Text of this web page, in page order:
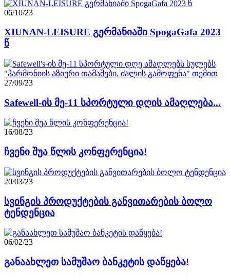
06/10/23
XIUNAN-LEISURE გერმანიაში SpogaGafa 2023
წ
27/09/23
Safewell-ის მე-11 სპორტული დღის ამაღლება...
16/08/23
ჩვენი შუა წლის კონფერენცია!
20/03/23
სვინგის პროდუქტების განვითარების ბოლო
ტენდენცია
06/02/23
განაახლეთ სამუშაო ბანკეტის დაწყება!